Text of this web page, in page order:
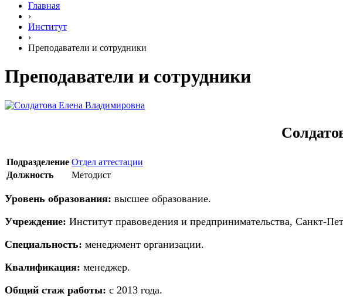
Главная
›
Институт
›
Преподаватели и сотрудники
Преподаватели и сотрудники
Подразделение Отдел аттестации
Должность
Методист
Уровень образования: высшее образование.
Учреждение: Институт правоведения и предпринимательства, Санкт-
Специальность: менеджмент организации.
Квалификация: менеджер.
Общий стаж работы: с 2013 года.